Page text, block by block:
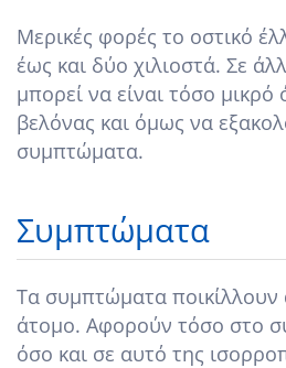
Μερικές φορές το οστικό
έως και δύο χιλιοστά. Σε
μπορεί να είναι τόσο
βελόνας και όμως να
συμπτώματα.
Συμπτώματα
Τα συμπτώματα
άτομο. Αφορούν τόσο στο
όσο και σε αυτό της